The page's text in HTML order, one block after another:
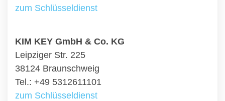
zum Schlüsseldienst
KIM KEY GmbH & Co. KG
Leipziger Str. 225
38124 Braunschweig
Tel.: +49 5312611101
zum Schlüsseldienst